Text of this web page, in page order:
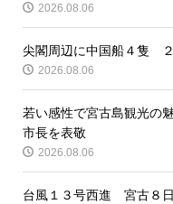
2026.08.06
尖閣周辺に中国船４隻
2026.08.06
若い感性で宮古島観光の
市長を表敬
2026.08.06
台風１３号西進 宮古８